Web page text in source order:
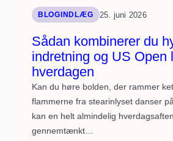
BLOGINDLÆG 25. juni 2026
Sådan kombinerer du
indretning og US Open
hverdagen
Kan du høre bolden, der rammer
flammerne fra stearinlyset danser
kan en helt almindelig
gennemtænkt…